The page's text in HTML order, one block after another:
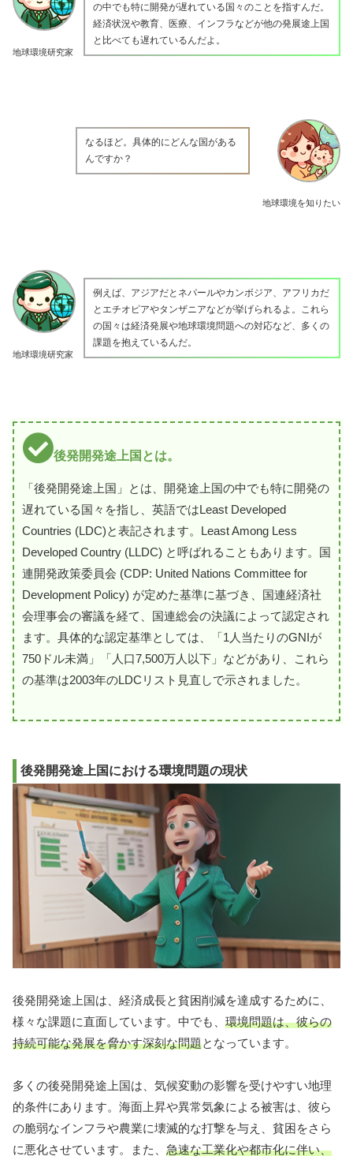
地球環境研究家
の中でも特に開発が遅れている国々のことを指すんだ。
経済状況や教育、医療、インフラなどが他の発展途上国
と比べても遅れているんだよ。
地球環境を知りたい
なるほど。具体的にどんな国がある
んですか？
地球環境研究家
例えば、アジアだとネパールやカンボジア、アフリカだ
とエチオピアやタンザニアなどが挙げられるよ。これら
の国々は経済発展や地球環境問題への対応など、多くの
課題を抱えているんだ。
後発開発途上国とは。
「後発開発途上国」とは、開発途上国の中でも特に開発の
遅れている国々を指し、英語ではLeast Developed
Countries (LDC)と表記されます。Least Among Less
Developed Country (LLDC) と呼ばれることもあります。国
連開発政策委員会 (CDP: United Nations Committee for
Development Policy) が定めた基準に基づき、国連経済社
会理事会の審議を経て、国連総会の決議によって認定され
ます。具体的な認定基準としては、「1人当たりのGNIが
750ドル未満」「人口7,500万人以下」などがあり、これら
の基準は2003年のLDCリスト見直しで示されました。
後発開発途上国における環境問題の現状
後発開発途上国は、経済成長と貧困削減を達成するために、
様々な課題に直面しています。中でも、 環境問題は、彼らの
持続可能な発展を脅かす深刻な問題となっています。
多くの後発開発途上国は、気候変動の影響を受けやすい地理
的条件にあります。海面上昇や異常気象による被害は、彼ら
の脆弱なインフラや農業に壊滅的な打撃を与え、貧困をさら
に悪化させています。また、 急速な工業化や都市化に伴い、